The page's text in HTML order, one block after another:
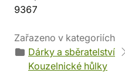
9367
Zařazeno v kategoriích
Dárky a sběratelství
Kouzelnické hůlky